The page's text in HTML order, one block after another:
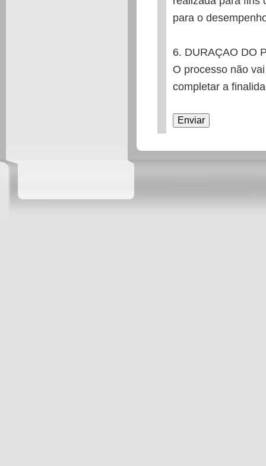
para o
6. DURAÇAO DO
O processo não
completar a